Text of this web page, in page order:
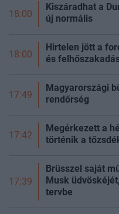
18:00
Kiszáradhat a
új normális
18:00
Hirtelen jött a
és
17:49
Magyarországi
rendőrség
17:42
Megérkezett a
történik a
17:39
Brüsszel saját
Musk
tervbe